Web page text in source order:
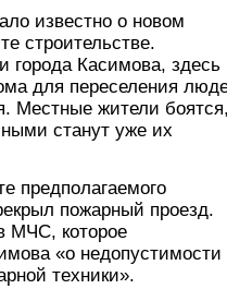
известно о новом
строительстве.
города Касимова, здесь
для переселения
Местные жители
станут уже их
предполагаемого
пожарный проезд.
МЧС, которое
«о недопустимости
техники».